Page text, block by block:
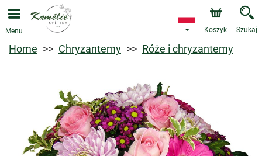
Menu Koszyk Szukaj
Home Chryzantemy Róże i chryzantemy